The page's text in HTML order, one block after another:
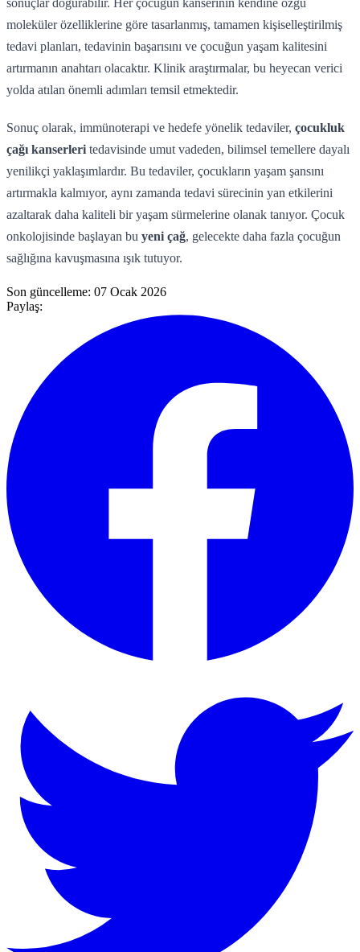
moleküler özelliklerine göre tasarlanmış, tamamen kişiselleştirilmiş
tedavi planları, tedavinin başarısını ve çocuğun yaşam kalitesini
artırmanın anahtarı olacaktır. Klinik araştırmalar, bu heyecan verici
yolda atılan önemli adımları temsil etmektedir.
Sonuç olarak, immünoterapi ve hedefe yönelik tedaviler, çocukluk
çağı kanserleri tedavisinde umut vadeden, bilimsel temellere dayalı
yenilikçi yaklaşımlardır. Bu tedaviler, çocukların yaşam şansını
artırmakla kalmıyor, aynı zamanda tedavi sürecinin yan etkilerini
azaltarak daha kaliteli bir yaşam sürmelerine olanak tanıyor. Çocuk
onkolojisinde başlayan bu yeni çağ, gelecekte daha fazla çocuğun
sağlığına kavuşmasına ışık tutuyor.
Son güncelleme: 07 Ocak 2026
Paylaş: